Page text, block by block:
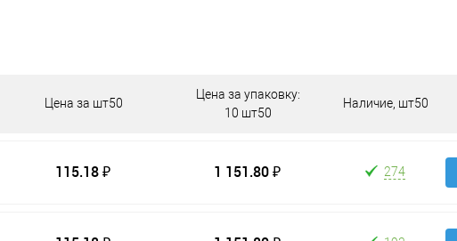
Цена за шт50
Цена за упаковку:
10 шт50
Наличие, шт50
115.18 ₽ 1 151.80 ₽ 274